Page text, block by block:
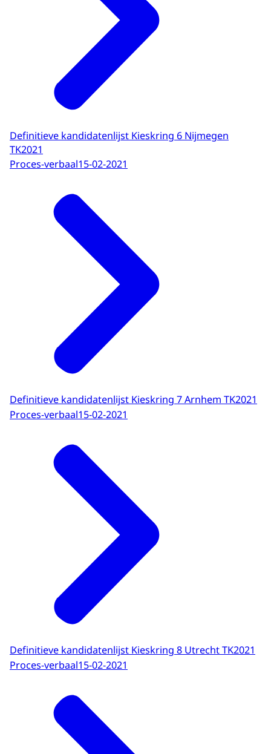
Definitieve kandidatenlijst Kieskring 6 Nijmegen
TK2021
Proces-verbaal15-02-2021
Definitieve kandidatenlijst Kieskring 7 Arnhem TK2021
Proces-verbaal15-02-2021
Definitieve kandidatenlijst Kieskring 8 Utrecht TK2021
Proces-verbaal15-02-2021